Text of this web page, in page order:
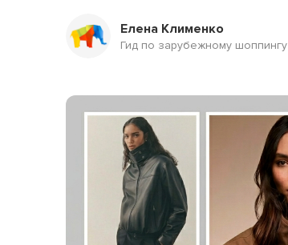
Елена Клименко
Гид по зарубежному шоппингу